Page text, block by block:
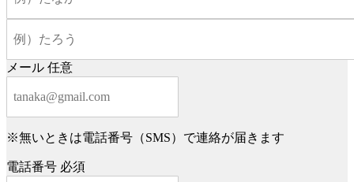
メール 任意
※無いときは電話番号（SMS）で連絡が届きます
電話番号 必須